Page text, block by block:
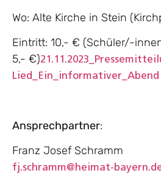
Wo: Alte Kirche in Stein
Eintritt: 10,- € (Schüler/-
5,- €)
Lied_Ein_informativer_Abend
Ansprechpartner:
Franz Josef Schramm
fj.schramm@heimat-